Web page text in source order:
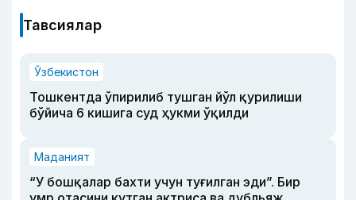
Тавсиялар
Ўзбекистон
Тошкентда ўпирилиб тушган йўл қурилиши
бўйича 6 кишига суд ҳукми ўқилди
Маданият
“У бошқалар бахти учун туғилган эди”. Бир